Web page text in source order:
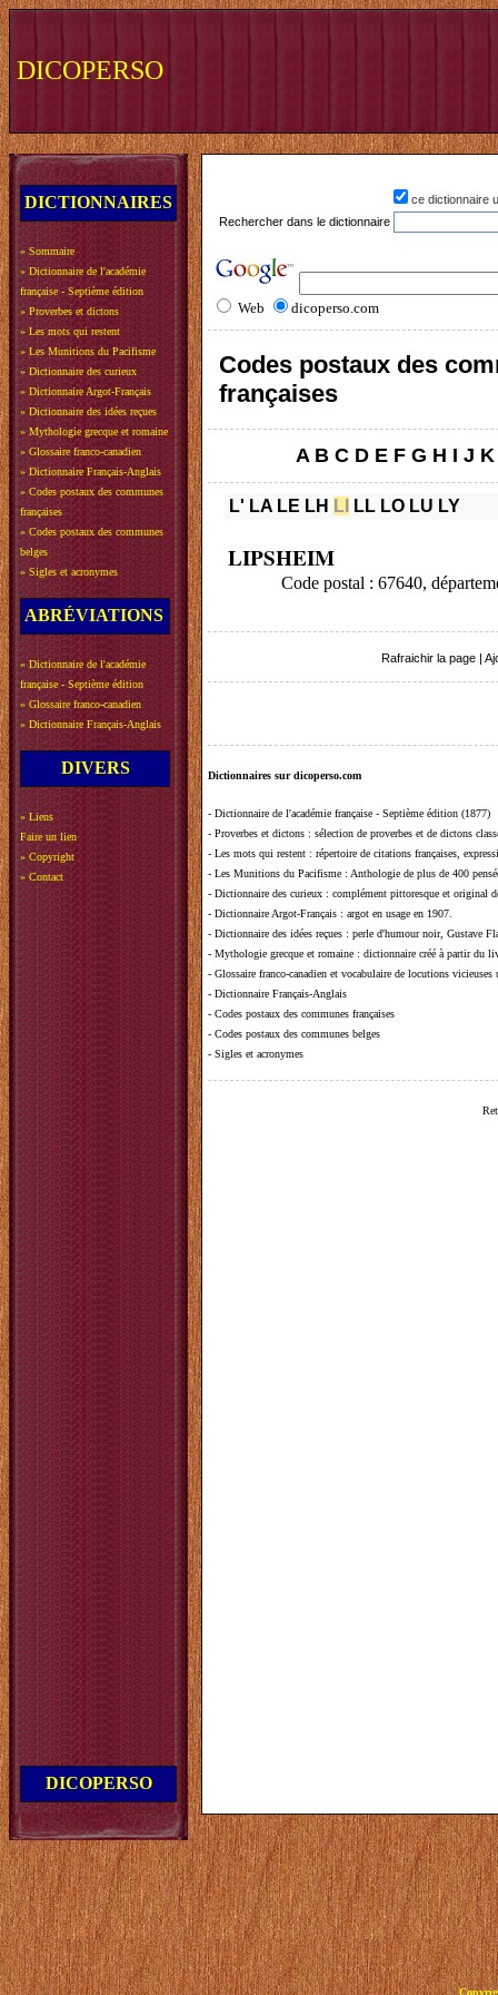
DICOPERSO
DICTIONNAIRES
» Sommaire
» Dictionnaire de l'académie
française - Septième édition
» Proverbes et dictons
» Les mots qui restent
» Les Munitions du Pacifisme
» Dictionnaire des curieux
» Dictionnaire Argot-Français
» Dictionnaire des idées reçues
» Mythologie grecque et romaine
» Glossaire franco-canadien
» Dictionnaire Français-Anglais
» Codes postaux des communes
françaises
» Codes postaux des communes
belges
» Sigles et acronymes
ABRÉVIATIONS
» Dictionnaire de l'académie
française - Septième édition
» Glossaire franco-canadien
» Dictionnaire Français-Anglais
DIVERS
» Liens
Faire un lien
» Copyright
» Contact
DICOPERSO
ce dictionnaire
Rechercher dans le dictionnaire
Web dicoperso.com
Codes postaux des
françaises
A B C D E F G H I J K
L' LA LE LH LI LL LO LU LY
LIPSHEIM
Code postal : 67640,
Rafraichir la page
Dictionnaires sur dicoperso.com
- Dictionnaire de l'académie française - Septième édition (1877)
- Proverbes et dictons : sélection de proverbes et de dictons
- Les mots qui restent : répertoire de citations françaises,
- Les Munitions du Pacifisme : Anthologie de plus de 400
- Dictionnaire des curieux : complément pittoresque et original
- Dictionnaire Argot-Français : argot en usage en 1907.
- Dictionnaire des idées reçues : perle d'humour noir, Gustave
- Mythologie grecque et romaine : dictionnaire créé à partir du
- Glossaire franco-canadien et vocabulaire de locutions vicieuses
- Dictionnaire Français-Anglais
- Codes postaux des communes françaises
- Codes postaux des communes belges
- Sigles et acronymes